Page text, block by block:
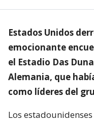
Estados Unidos
emocionante
el Estadio Das
Alemania, que
como líderes del
Los